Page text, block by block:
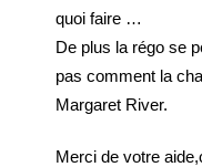
quoi faire …
De plus la régo se
pas comment la
Margaret River.
Merci de votre